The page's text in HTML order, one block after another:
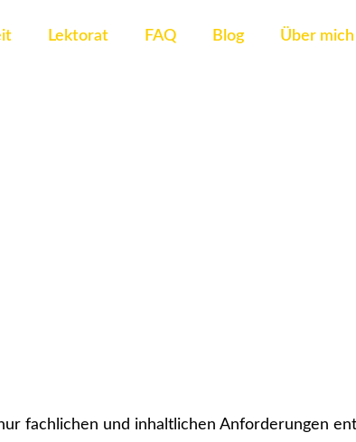
Lektorat FAQ Blog Über mich
fachlichen und inhaltlichen Anforderungen